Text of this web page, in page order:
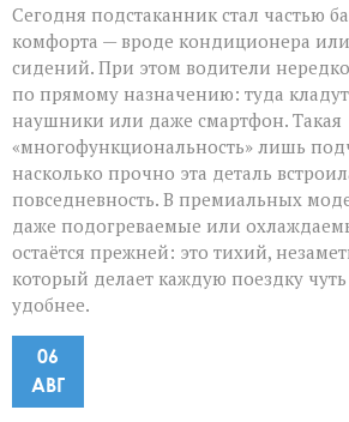
Сегодня подстаканник стал частью
комфорта — вроде кондиционера
сидений. При этом водители
по прямому назначению: туда
наушники или даже смартфон. Такая
«многофункциональность» лишь
насколько прочно эта деталь
повседневность. В премиальных
даже подогреваемые или
остаётся прежней: это тихий,
который делает каждую поездку
удобнее.
06
АВГ